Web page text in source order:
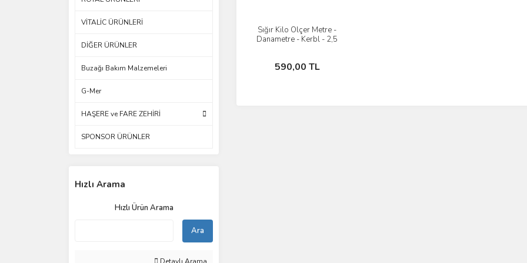
VİTALİC ÜRÜNLERİ
DİĞER ÜRÜNLER
Buzağı Bakım Malzemeleri
G-Mer
HAŞERE ve FARE ZEHİRİ
SPONSOR ÜRÜNLER
Hızlı Arama
Hızlı Ürün Arama
Ara
Sığır Kilo Ölçer Metre -
Danametre - Kerbl - 2,5
590,00 TL
İncele
Sepete Ekle